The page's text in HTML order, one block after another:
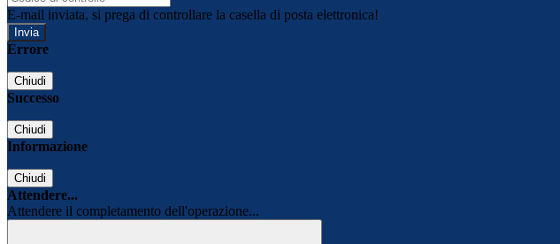
E-mail inviata, si prega di controllare la casella di posta elettronica!
Errore
Chiudi
Successo
Chiudi
Informazione
Chiudi
Attendere...
Attendere il completamento dell'operazione...